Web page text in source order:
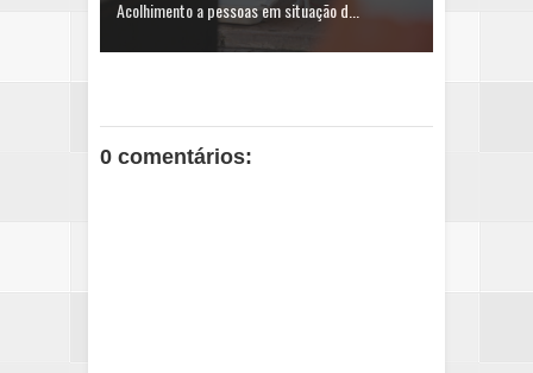
Acolhimento a pessoas em situação d...
0 comentários: